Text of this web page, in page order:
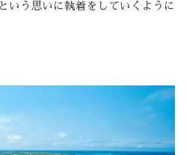
いう思いに執着をしていくように